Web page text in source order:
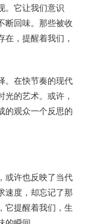
。它让我们意识
断回味。那些被收
，提醒着我们，
。在快节奏的现代
的艺术。或许，
的观众一个反思的
或许也反映了当代
速度，却忘记了那
它提醒着我们，生